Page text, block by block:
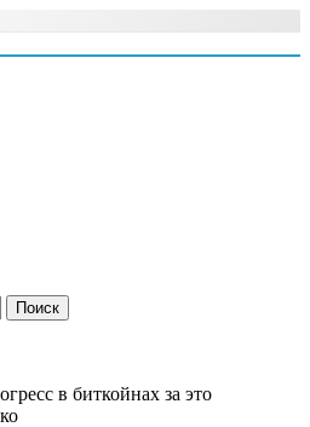
що вам потрібно
в биткойнах за это